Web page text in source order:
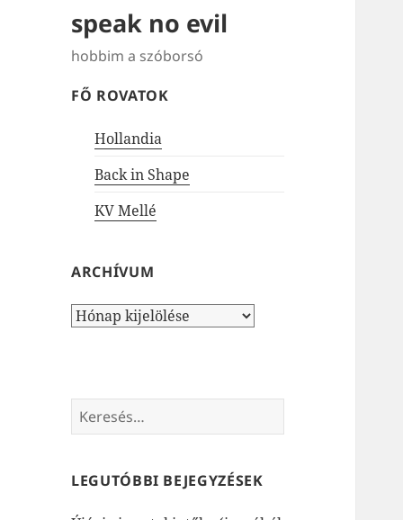
speak no evil
hobbim a szóborsó
FŐ ROVATOK
Hollandia
Back in Shape
KV Mellé
ARCHÍVUM
Archívum
Keresés:
LEGUTÓBBI BEJEGYZÉSEK